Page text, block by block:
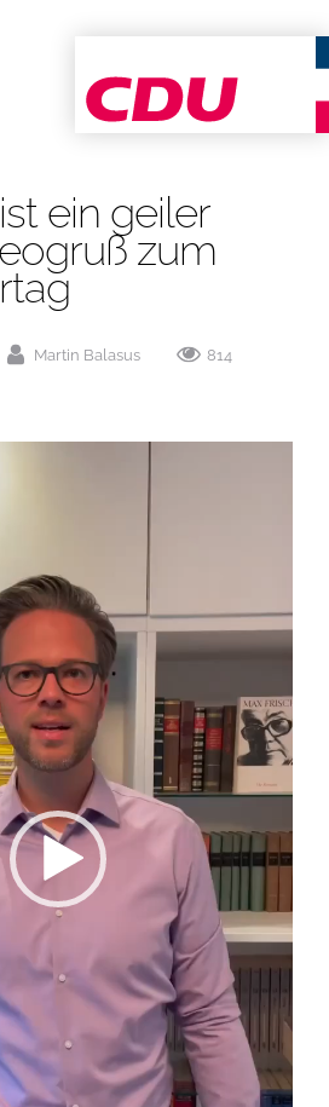
ein geiler
zum
Martin Balasus 814